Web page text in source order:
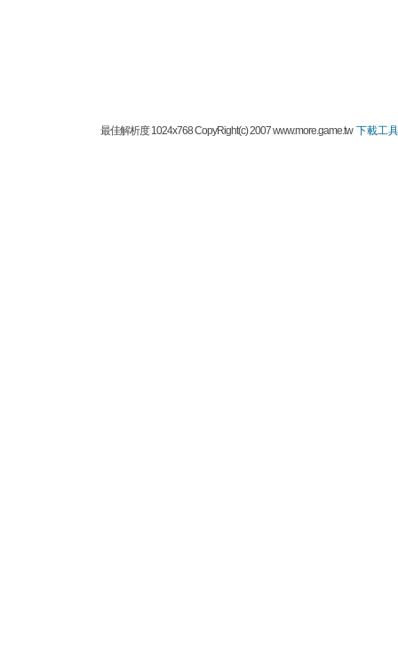
最佳解析度 1024x768 CopyRight(c) 2007 www.more.game.tw下載工